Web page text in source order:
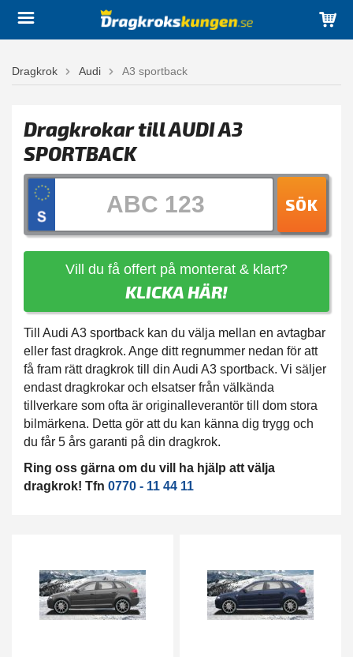
Dragkrok Audi A3 sportback
Dragkrokar till AUDI A3
SPORTBACK
SÖK
Vill du få offert på monterat & klart?
KLICKA HÄR!
Till Audi A3 sportback kan du välja mellan en avtagbar
eller fast dragkrok. Ange ditt regnummer nedan för att
få fram rätt dragkrok till din Audi A3 sportback. Vi säljer
endast dragkrokar och elsatser från välkända
tillverkare som ofta är originalleverantör till dom stora
bilmärkena. Detta gör att du kan känna dig trygg och
du får 5 års garanti på din dragkrok.
Ring oss gärna om du vill ha hjälp att välja
dragkrok! Tfn 0770 - 11 44 11